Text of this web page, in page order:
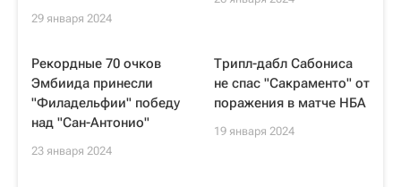
29 января 2024
Рекордные 70 очков
Эмбиида принесли
"Филадельфии" победу
над "Сан-Антонио"
23 января 2024
Трипл-дабл Сабониса
не спас "Сакраменто" от
поражения в матче НБА
19 января 2024